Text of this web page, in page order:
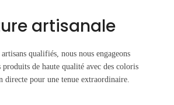
artisanale
qualifiés, nous nous engageons
de haute qualité avec des coloris
directe pour une tenue extraordinaire.